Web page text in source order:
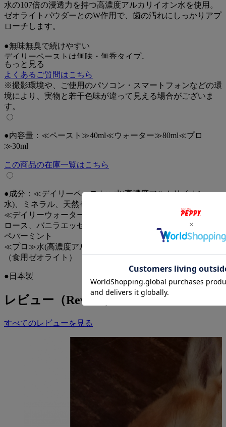
水の107倍の浸透力を持つ高濃度アルカリイオン水を使用。
ゼオライトパウダーとのW作用で、歯の汚れにしっかりアプ
ローチします。
●無味無臭で続けやすい
デイリーペーストは無味・無香タイプ。
味やニオイが苦手な愛犬・愛猫にも使いやすく、毎日のケア
を続けやすい歯みがきジェルです。
●仕上げ用ウォーターも
歯みがき後にスプレーできるデイリーウォーターも展開。
口内を洗浄し、消臭・除菌ケアをプラスしたいときにおすす
めです。
●気になる汚れにプロタイプも展開
気になる汚れには「プロ」タイプ。
犬猫の健康状態に注意し、事前に獣医師に確認・指導を受け
てから使用してください。
【使用方法】
・デイリーペーストは、歯ブラシや歯みがきシートに適量を
つけ、歯の表面をやさしく磨いてください。
・歯ブラシが苦手な子は、指やシートに取って歯に塗るとこ
ろから始めてください。
・デイリーウォーターは、歯みがき後の仕上げとして口内に
スプレーしてください。
・プロタイプは、犬猫の健康状態に十分注意し、事前に獣医
もっと見る
よくあるご質問はこちら
※撮影環境や、ご使用のパソコン・スマートフォンなどの環
境により、実物と若干色味が違って見える場合がございま
す。
●内容量：≪ペースト≫40ml≪ウォーター≫80ml≪プロ
≫30ml
この商品の在庫一覧はこちら
●成分：≪デイリーペースト≫水(高濃度アルカリイオン
水)、ミネラル、天然ゼオライト、セルロースガム
≪デイリーウォーター≫水(高濃度アルカリイオン水)、セル
ロース、バニラエッセンス、
ペパーミント
≪プロ≫水(高濃度アルカリイオン水)、クリノプチロライト
（食用ゼオライト）
●日本製
レビュー（Review）
すべてのレビューを見る